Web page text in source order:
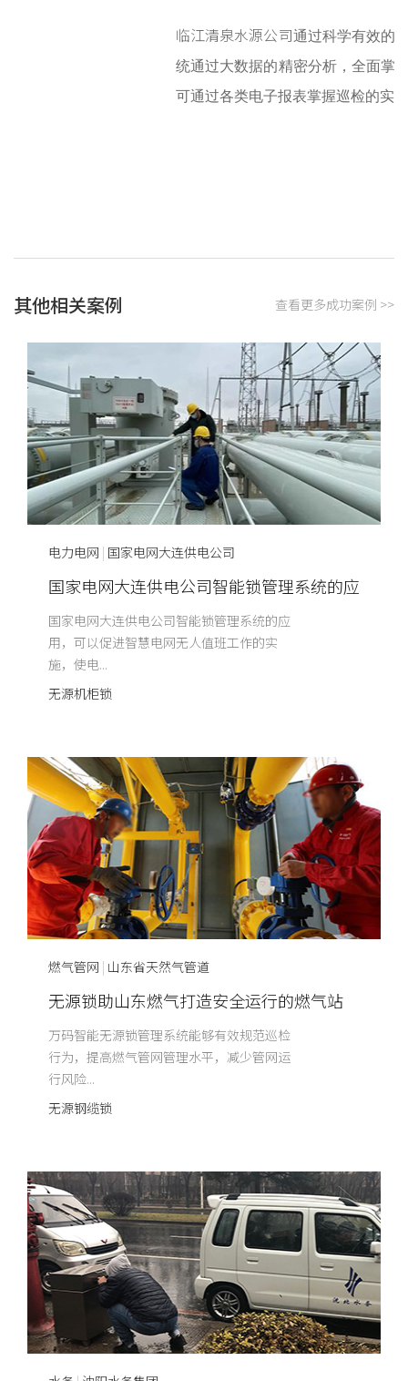
临江清泉水源公司通过科学有效的
统通过大数据的精密分析，全面掌
可通过各类电子报表掌握巡检的实
查看更多成功案例 >>
其他相关案例
电力电网 | 国家电网大连供电公司
国家电网大连供电公司智能锁管理系统的应
国家电网大连供电公司智能锁管理系统的应
用，可以促进智慧电网无人值班工作的实
施，使电...
无源机柜锁
燃气管网 | 山东省天然气管道
无源锁助山东燃气打造安全运行的燃气站
万码智能无源锁管理系统能够有效规范巡检
行为，提高燃气管网管理水平，减少管网运
行风险...
无源钢缆锁